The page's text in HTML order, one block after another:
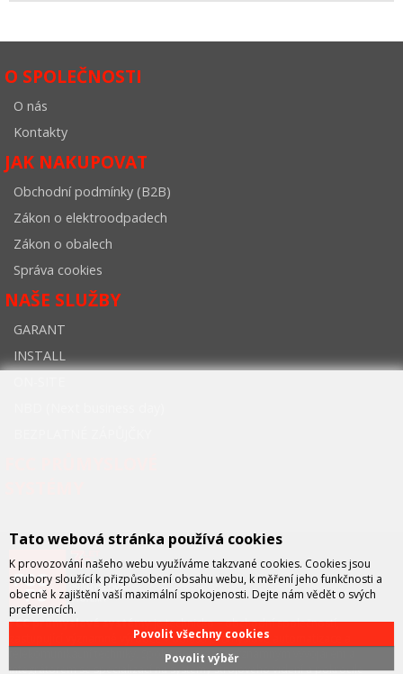
O SPOLEČNOSTI
O nás
Kontakty
JAK NAKUPOVAT
Obchodní podmínky (B2B)
Zákon o elektroodpadech
Zákon o obalech
Správa cookies
NAŠE SLUŽBY
GARANT
INSTALL
FCC průmyslové systémyje technicko – obchodní společností,
zastupující významné výrobce v oblasti průmyslové automatizace a
telekomunikační techniky. Společnost je též významným vývojářem a
integrátorem se specializací na systémy strojového vidění a pokročilé
Tato webová stránka používá cookies
K provozování našeho webu využíváme takzvané cookies. Cookies jsou
soubory sloužící k přizpůsobení obsahu webu, k měření jeho funkčnosti a
obecně k zajištění vaší maximální spokojenosti. Dejte nám vědět o svých
preferencích.
Povolit výběr
Povolit všechny cookies